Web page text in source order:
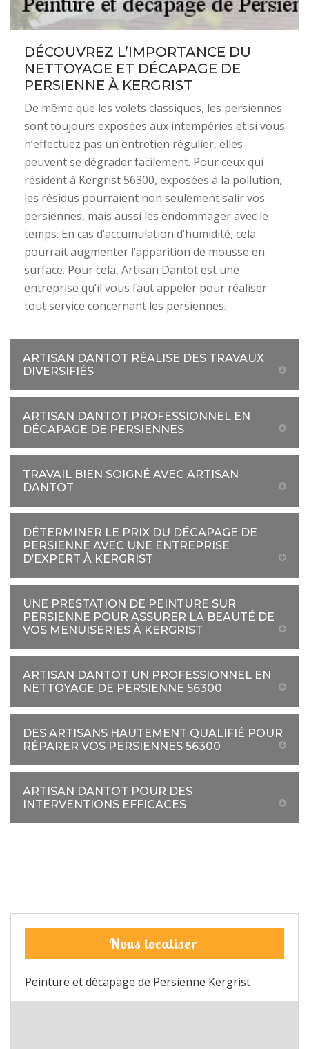
DÉCOUVREZ L’IMPORTANCE DU
NETTOYAGE ET DÉCAPAGE DE
PERSIENNE À KERGRIST
De même que les volets classiques, les persiennes
sont toujours exposées aux intempéries et si vous
n’effectuez pas un entretien régulier, elles
peuvent se dégrader facilement. Pour ceux qui
résident à Kergrist 56300, exposées à la pollution,
les résidus pourraient non seulement salir vos
persiennes, mais aussi les endommager avec le
temps. En cas d’accumulation d’humidité, cela
pourrait augmenter l’apparition de mousse en
surface. Pour cela, Artisan Dantot est une
entreprise qu’il vous faut appeler pour réaliser
tout service concernant les persiennes.
ARTISAN DANTOT RÉALISE DES TRAVAUX
DIVERSIFIÉS
ARTISAN DANTOT PROFESSIONNEL EN
DÉCAPAGE DE PERSIENNES
TRAVAIL BIEN SOIGNÉ AVEC ARTISAN
DANTOT
DÉTERMINER LE PRIX DU DÉCAPAGE DE
PERSIENNE AVEC UNE ENTREPRISE
D’EXPERT À KERGRIST
UNE PRESTATION DE PEINTURE SUR
PERSIENNE POUR ASSURER LA BEAUTÉ DE
VOS MENUISERIES À KERGRIST
ARTISAN DANTOT UN PROFESSIONNEL EN
NETTOYAGE DE PERSIENNE 56300
DES ARTISANS HAUTEMENT QUALIFIÉ POUR
RÉPARER VOS PERSIENNES 56300
ARTISAN DANTOT POUR DES
INTERVENTIONS EFFICACES
Nous localiser
Peinture et décapage de Persienne Kergrist